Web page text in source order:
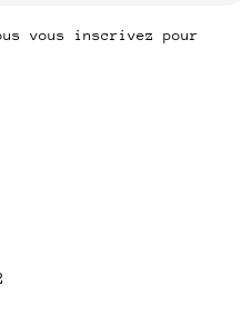
vous inscrivez pour